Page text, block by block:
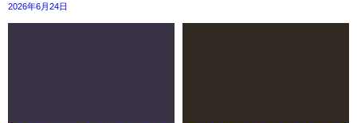
2026年6月24日